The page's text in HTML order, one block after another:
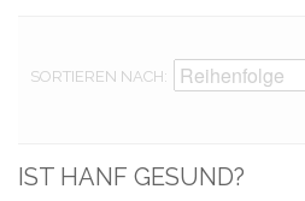
SORTIEREN NACH
IST HANF GESUND?